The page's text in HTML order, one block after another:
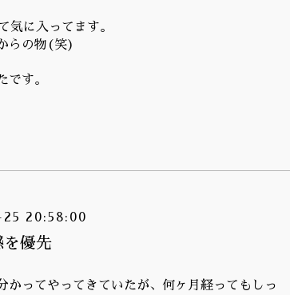
気に入ってます。
らの物(笑)
です。
20:58:00
を優先
ってやってきていたが、何ヶ月経ってもしっ